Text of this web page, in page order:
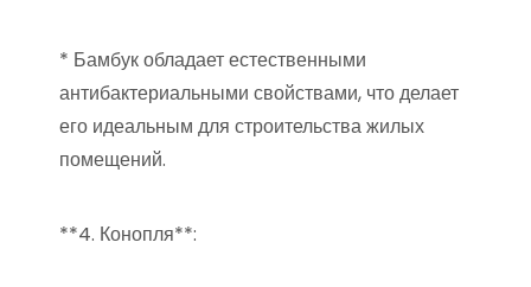
* Бамбук обладает естественными
антибактериальными свойствами, что делает
его идеальным для строительства жилых
помещений.
**4. Конопля**: